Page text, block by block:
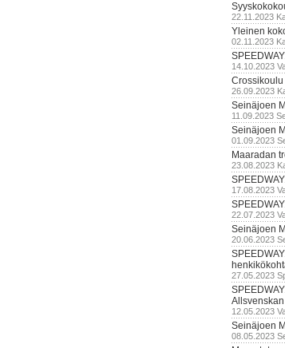
22.11.2023
Yleinen
02.11.2023
14.10.2023
26.09.2023
Seinäjoen
11.09.2023
Seinäjoen
01.09.2023
Maaradan
23.08.2023
17.08.2023
22.07.2023
Seinäjoen
20.06.2023
27.05.2023
12.05.2023
Seinäjoen
08.05.2023